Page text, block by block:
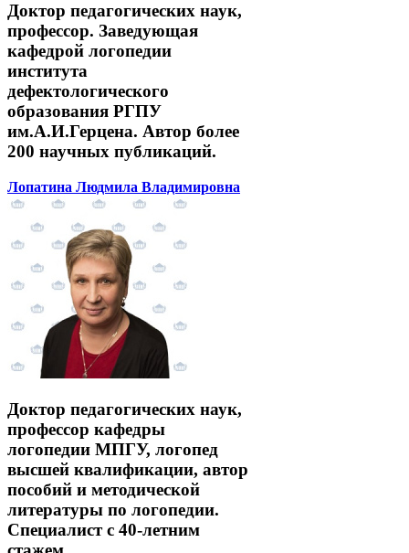
Доктор педагогических наук,
профессор. Заведующая
кафедрой логопедии
института
дефектологического
образования РГПУ
им.А.И.Герцена. Автор более
200 научных публикаций.
Лопатина Людмила Владимировна
Доктор педагогических наук,
профессор кафедры
логопедии МПГУ, логопед
высшей квалификации, автор
пособий и методической
литературы по логопедии.
Специалист с 40-летним